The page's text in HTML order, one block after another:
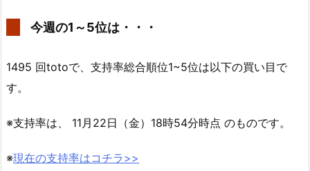
今週の1～5位は・・・
1495 回totoで、支持率総合順位1~5位は以下の買い目で
す。
※支持率は、 11月22日（金）18時54分時点 のものです。
※現在の支持率はコチラ>>